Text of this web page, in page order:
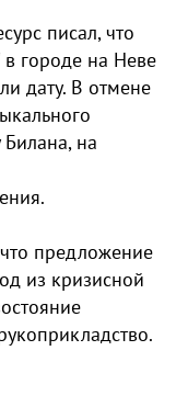
писал, что
в городе на Неве
дату. В отмене
на
предложение
из кризисной